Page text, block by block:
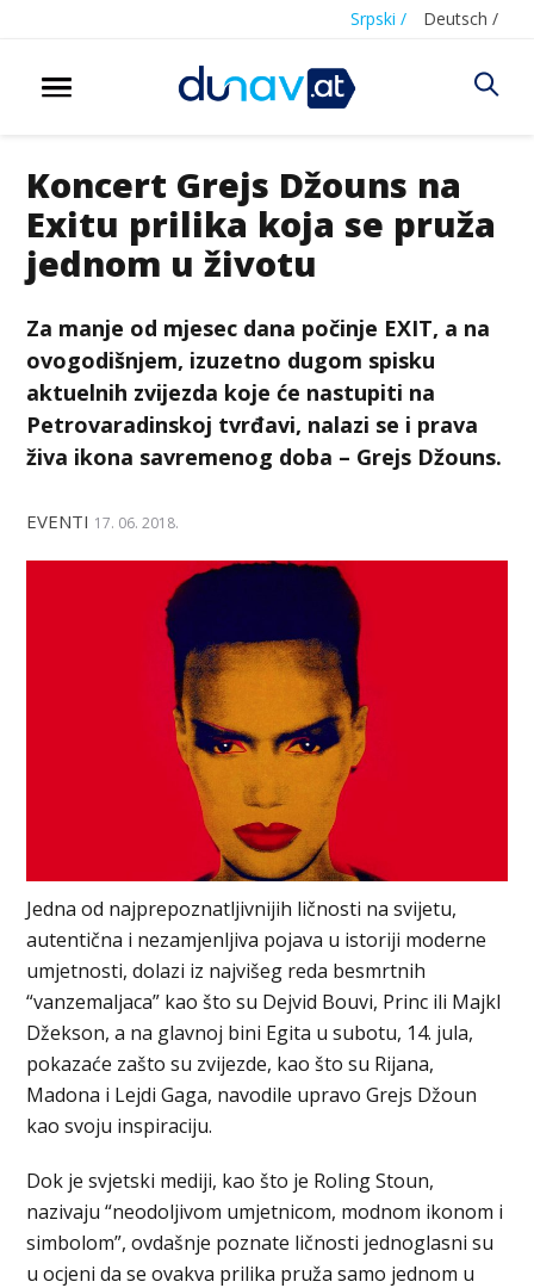
Srpski / Deutsch /
Koncert Grejs Džouns na
Exitu prilika koja se pruža
jednom u životu
Za manje od mjesec dana počinje EXIT, a na
ovogodišnjem, izuzetno dugom spisku
aktuelnih zvijezda koje će nastupiti na
Petrovaradinskoj tvrđavi, nalazi se i prava
živa ikona savremenog doba – Grejs Džouns.
EVENTI 17. 06. 2018.
Jedna od najprepoznatljivnijih ličnosti na svijetu,
autentična i nezamjenljiva pojava u istoriji moderne
umjetnosti, dolazi iz najvišeg reda besmrtnih
“vanzemaljaca” kao što su Dejvid Bouvi, Princ ili Majkl
Džekson, a na glavnoj bini Egita u subotu, 14. jula,
pokazaće zašto su zvijezde, kao što su Rijana,
Madona i Lejdi Gaga, navodile upravo Grejs Džoun
kao svoju inspiraciju.
Dok je svjetski mediji, kao što je Roling Stoun,
nazivaju “neodoljivom umjetnicom, modnom ikonom i
simbolom”, ovdašnje poznate ličnosti jednoglasni su
u ocjeni da se ovakva prilika pruža samo jednom u